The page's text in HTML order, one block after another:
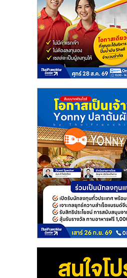
ไชส์
ขาย
แฟ
ไชส์
แฟ
ไชส์